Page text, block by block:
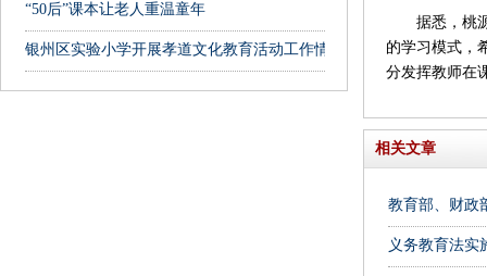
“50后”课本让老人重温童年
银州区实验小学开展孝道文化教育活动工作情况汇报
据悉，桃源
的学习模式，
分发挥教师在
相关文章
教育部、财政
义务教育法实